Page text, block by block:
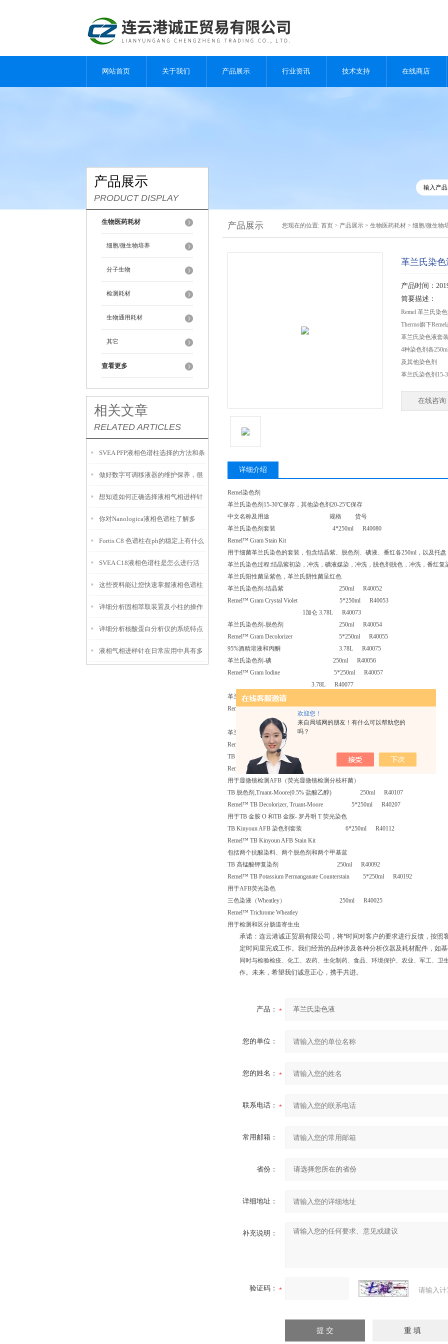
欢迎您！
来自局域网的朋友！有什么可以帮助您的
吗？
网站首页 关于我们 产品展示 行业资讯 技术支持 在线商店
产品展示
PRODUCT DISPLAY
生物医药耗材
细胞/微生物培养
分子生物
检测耗材
生物通用耗材
其它
查看更多
相关文章
RELATED ARTICLES
SVEA PFP液相色谱柱选择的方法和条
件都有什么？
做好数字可调移液器的维护保养，很
重要
想知道如何正确选择液相气相进样针
针头吗？
你对Nanologica液相色谱柱了解多
少？知道以下这些吗？
Fortis C8 色谱柱在ph的稳定上有什么
特殊之处？
SVEA C18液相色谱柱是怎么进行活
化的？具体流程如下
这些资料能让您快速掌握液相色谱柱
的结构组成
详细分析固相萃取装置及小柱的操作
步骤
详细分析核酸蛋白分析仪的系统特点
和操作说明
液相气相进样针在日常应用中具有多
产品展示 您现在的位置: 首页 > 产品展示 > 生物医药耗材 > 细胞/微生物
革兰氏染色
产品时间：
简要描述：
Remel 革兰氏染
Thermo旗下
革兰氏染色液套
4种染色剂各
及其他染色剂
革兰氏染色剂
在线咨询
详细介绍
Remel染色剂
革兰氏染色剂15-30℃保存，其他染色剂20-25℃保存
中文名称及用途 规格 货号
革兰氏染色剂套装 4*250ml R40080
Remel™ Gram Stain Kit
用于细菌革兰氏染色的套装，包含结晶紫、脱色剂、碘液、番红各250ml，以及托盘
革兰氏染色过程:结晶紫初染，冲洗，碘液媒染，冲洗，脱色剂脱色，冲洗，番红复
革兰氏阳性菌呈紫色，革兰氏阴性菌呈红色
革兰氏染色剂-结晶紫 250ml R40052
Remel™ Gram Crystal Violet 5*250ml R40053
1加仑 3.78L R40073
革兰氏染色剂-脱色剂 250ml R40054
Remel™ Gram Decolorizer 5*250ml R40055
95%酒精溶液和丙酮 3.78L R40075
革兰氏染色剂-碘 250ml R40056
Remel™ Gram Iodine 5*250ml R40057
3.78L R40077
革兰氏染色剂-番红（也称 沙黄） 250ml R40058
Remel™ Gram Safranin 5*250ml R40059
3.78L R40079
革兰氏染色剂套装托盘 1个 R40081
Remel™ Gram Stain Kit Plastic Tray ，可装4瓶250ml的染液
TB 金胺- 若丹明T 荧光染色剂 250ml R40090
Remel™ TB Auramine-Rhodamine T Stain 5*250ml R40190
用于显微镜检测AFB（荧光显微镜检测分枝杆菌）
TB 脱色剂,Truant-Moore(0.5% 盐酸乙醇) 250ml R40107
Remel™ TB Decolorizer, Truant-Moore 5*250ml R40207
用于TB 金胺 O 和TB 金胺- 罗丹明 T 荧光染色
TB Kinyoun AFB 染色剂套装 6*250ml R40112
Remel™ TB Kinyoun AFB Stain Kit
包括两个抗酸染料、两个脱色剂和两个甲基蓝
TB 高锰酸钾复染剂 250ml R40092
Remel™ TB Potassium Permanganate Counterstain 5*250ml R40192
用于AFB荧光染色
三色染液（Wheatley） 250ml R40025
Remel™ Trichrome Wheatley
用于检测和区分肠道寄生虫
承诺：连云港诚正贸易有限公司，将*时间对客户的要求进行反馈，按照
定时间里完成工作。我们经营的品种涉及各种分析仪器及耗材配件，如
同时与检验检疫、化工、农药、生化制药、食品、环境保护、农业、军工、卫
作。未来，希望我们诚意正心，携手共进。
产品：
您的单位：
您的姓名：
联系电话：
常用邮箱：
省份：
详细地址：
补充说明：
验证码： 请输入